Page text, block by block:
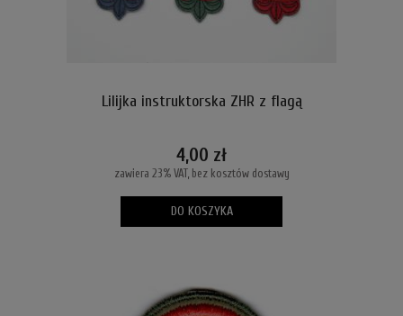
Lilijka instruktorska ZHR z flagą
4,00 zł
zawiera 23% VAT, bez kosztów dostawy
DO KOSZYKA